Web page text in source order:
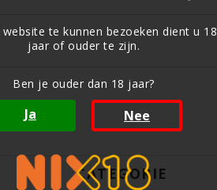
te kunnen bezoeken dient u 18
jaar of ouder te zijn.
Ben je ouder dan 18 jaar?
Ja Nee
CATEGORIE